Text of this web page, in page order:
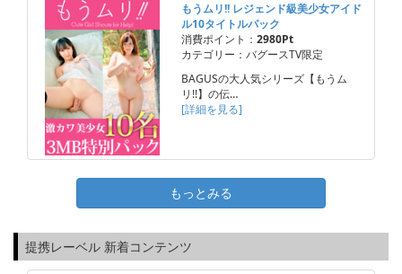
もうムリ!! レジェンド級美少女アイド
ル10タイトルパック
消費ポイント： 2980Pt
カテゴリー：バグースTV限定
BAGUSの大人気シリーズ【もうム
リ!!】の伝…
[詳細を見る]
もっとみる
提携レーベル 新着コンテンツ